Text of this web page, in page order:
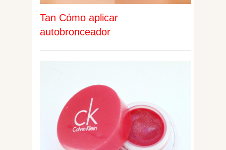
Tan Cómo aplicar
autobronceador